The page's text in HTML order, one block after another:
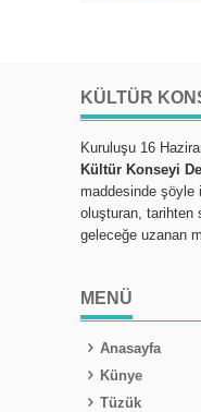
KÜLTÜR
Kuruluşu 16
Kültür Konseyi
maddesinde şöyle
oluşturan, tarihten
geleceğe uzanan
MENÜ
Anasayfa
Künye
Tüzük